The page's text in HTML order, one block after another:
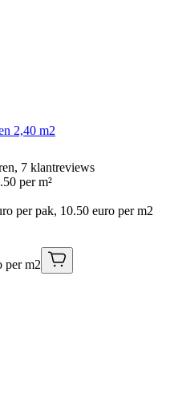
2,40 m2
7 klantreviews
per m²
per pak, 10.50 euro per m2
per m2